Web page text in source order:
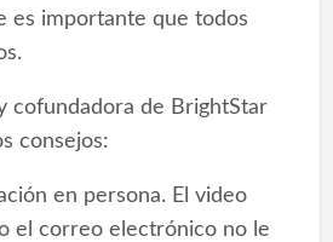
es importante que todos
cofundadora de BrightStar
consejos:
en persona. El video
el correo electrónico no le